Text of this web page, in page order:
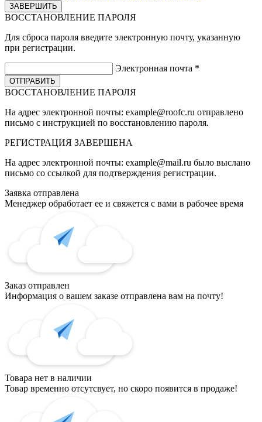
ВОССТАНОВЛЕНИЕ ПАРОЛЯ
Для сброса пароля введите электронную почту, указанную
при регистрации.
Электронная почта *
ВОССТАНОВЛЕНИЕ ПАРОЛЯ
На адрес электронной почты: example@roofc.ru отправлено
письмо с инструкцией по восстановлению пароля.
РЕГИСТРАЦИЯ ЗАВЕРШЕНА
На адрес электронной почты: example@mail.ru было выслано
письмо со ссылкой для подтверждения регистрации.
Заявка отправлена
Менеджер обработает ее и свяжется с вами в рабочее время
Заказ отправлен
Информация о вашем заказе отправлена вам на почту!
Товара нет в наличии
Товар временно отсутсвует, но скоро появится в продаже!